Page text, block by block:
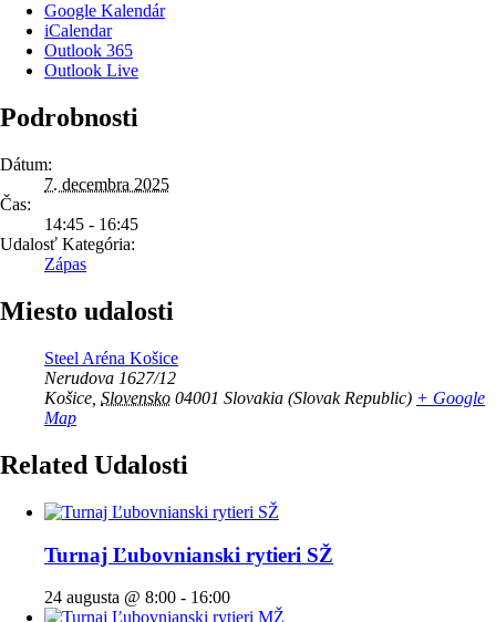
Google Kalendár
iCalendar
Outlook 365
Outlook Live
Podrobnosti
Dátum:
7. decembra 2025
Čas:
14:45 - 16:45
Udalosť Kategória:
Zápas
Miesto udalosti
Steel Aréna Košice
Nerudova 1627/12
Košice Slovensko 04001 Slovakia (Slovak Republic) + Google
Map
Related Udalosti
Turnaj Ľubovnianski rytieri SŽ
24 augusta @ 8:00 - 16:00